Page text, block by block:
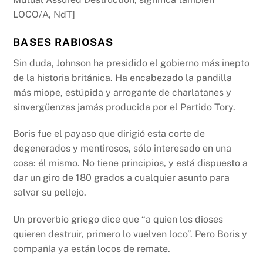
LOCO/A, NdT]
BASES RABIOSAS
Sin duda, Johnson ha presidido el gobierno más inepto
de la historia británica. Ha encabezado la pandilla
más miope, estúpida y arrogante de charlatanes y
sinvergüenzas jamás producida por el Partido Tory.
Boris fue el payaso que dirigió esta corte de
degenerados y mentirosos, sólo interesado en una
cosa: él mismo. No tiene principios, y está dispuesto a
dar un giro de 180 grados a cualquier asunto para
salvar su pellejo.
Un proverbio griego dice que “a quien los dioses
quieren destruir, primero lo vuelven loco”. Pero Boris y
compañía ya están locos de remate.